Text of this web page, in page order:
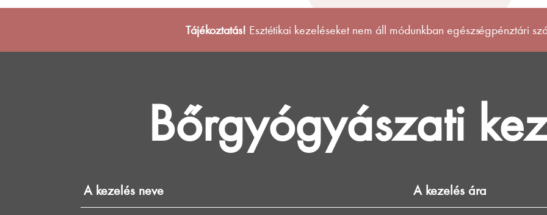
Tájékoztatás! Esztétikai kezeléseket nem áll módunkban egészségpénztári
Bőrgyógyászati
A kezelés neve A kezelés ára